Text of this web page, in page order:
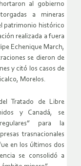
al gobierno
a mineras
patrimonio histórico
realizada a fuera
Echenique March,
se dieron de
y citó los casos de
Morelos.
Tratado de Libre
y Canadá, se
para la
trasnacionales
en los últimos dos
se consolidó a